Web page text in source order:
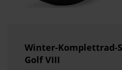
Winter-Komplettrad-
Golf VIII